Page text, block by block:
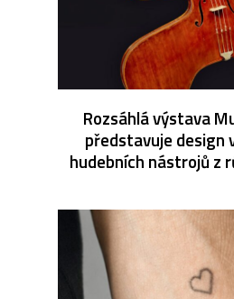
Rozsáhlá výstava
představuje design
hudebních nástrojů z